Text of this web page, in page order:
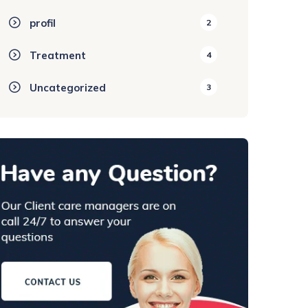
profil 2
Treatment 4
Uncategorized 3